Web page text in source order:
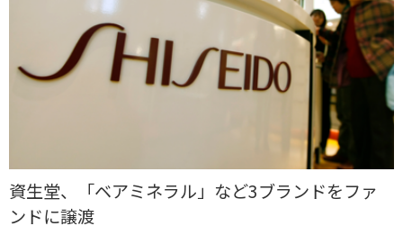
資生堂、「ベアミネラル」など3ブランドをファ
ンドに譲渡